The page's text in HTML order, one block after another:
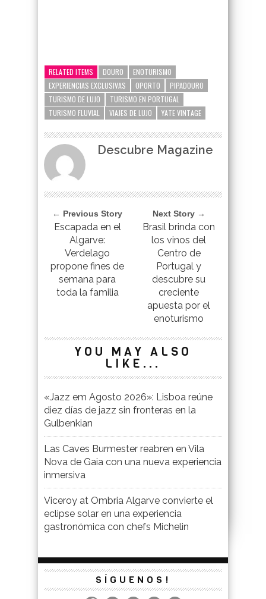
RELATED ITEMS DOURO
ENOTURISMO
EXPERIENCIAS EXCLUSIVAS
OPORTO
PIPADOURO
TURISMO DE LUJO
TURISMO EN PORTUGAL
TURISMO FLUVIAL
VIAJES DE LUJO YATE VINTAGE
Descubre Magazine
← Previous Story
Escapada en el
Algarve:
Verdelago
propone fines de
semana para
toda la familia
Next Story →
Brasil brinda con
los vinos del
Centro de
Portugal y
descubre su
creciente
apuesta por el
enoturismo
YOU MAY ALSO
LIKE...
«Jazz em Agosto 2026»: Lisboa reúne
diez días de jazz sin fronteras en la
Gulbenkian
Las Caves Burmester reabren en Vila
Nova de Gaia con una nueva experiencia
inmersiva
Viceroy at Ombria Algarve convierte el
eclipse solar en una experiencia
gastronómica con chefs Michelin
SÍGUENOS!